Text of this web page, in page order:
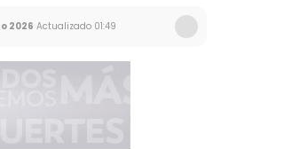
2026 Actualizado 01:49